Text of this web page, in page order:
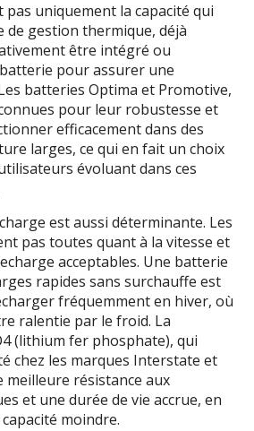
pas uniquement la capacité qui
de gestion thermique, déjà
être intégré ou
pour assurer une
batteries Optima et Promotive,
pour leur robustesse et
efficacement dans des
larges, ce qui en fait un choix
évoluant dans ces
est aussi déterminante. Les
pas toutes quant à la vitesse et
acceptables. Une batterie
rapides sans surchauffe est
fréquemment en hiver, où
ralentie par le froid. La
(lithium fer phosphate), qui
chez les marques Interstate et
meilleure résistance aux
et une durée de vie accrue, en
moindre.